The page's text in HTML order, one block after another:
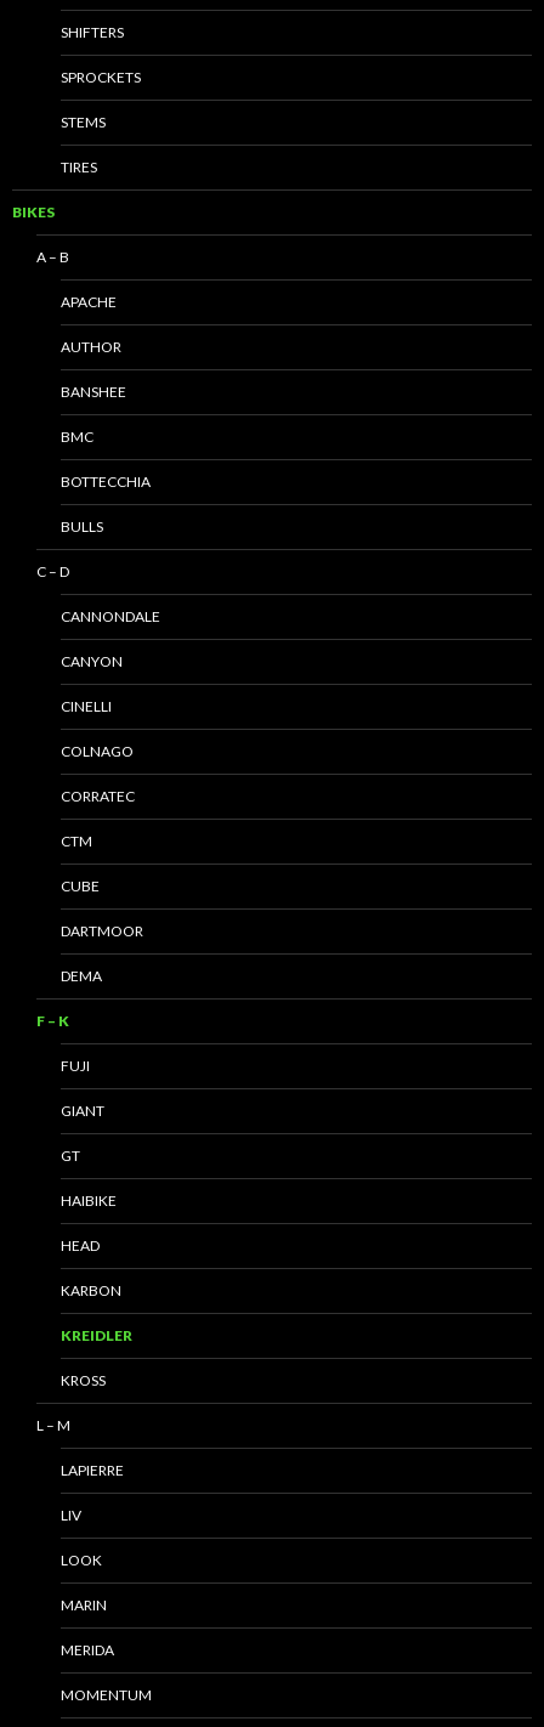
SHIFTERS
SPROCKETS
STEMS
TIRES
BIKES
A – B
APACHE
AUTHOR
BANSHEE
BMC
BOTTECCHIA
BULLS
C – D
CANNONDALE
CANYON
CINELLI
COLNAGO
CORRATEC
CTM
CUBE
DARTMOOR
DEMA
F – K
FUJI
GIANT
GT
HAIBIKE
HEAD
KARBON
KREIDLER
KROSS
L – M
LAPIERRE
LIV
LOOK
MARIN
MERIDA
MOMENTUM